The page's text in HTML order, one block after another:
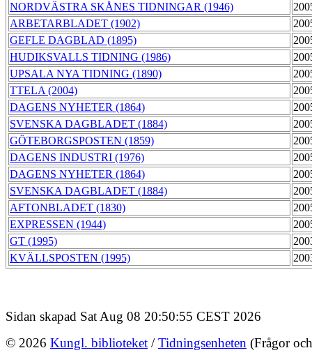
NORDVÄSTRA SKÅNES TIDNINGAR (1946)
ARBETARBLADET (1902)
GEFLE DAGBLAD (1895)
HUDIKSVALLS TIDNING (1986)
UPSALA NYA TIDNING (1890)
TTELA (2004)
DAGENS NYHETER (1864)
SVENSKA DAGBLADET (1884)
GÖTEBORGSPOSTEN (1859)
DAGENS INDUSTRI (1976)
DAGENS NYHETER (1864)
SVENSKA DAGBLADET (1884)
AFTONBLADET (1830)
EXPRESSEN (1944)
GT (1995)
KVÄLLSPOSTEN (1995)
Sidan skapad Sat Aug 08 20:50:55 CEST 2026
© 2026 Kungl. biblioteket /Tidningsenheten (Frågor